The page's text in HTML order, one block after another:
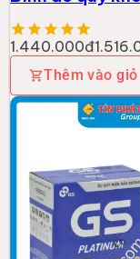
1.440.000đ
Thêm vào giỏ